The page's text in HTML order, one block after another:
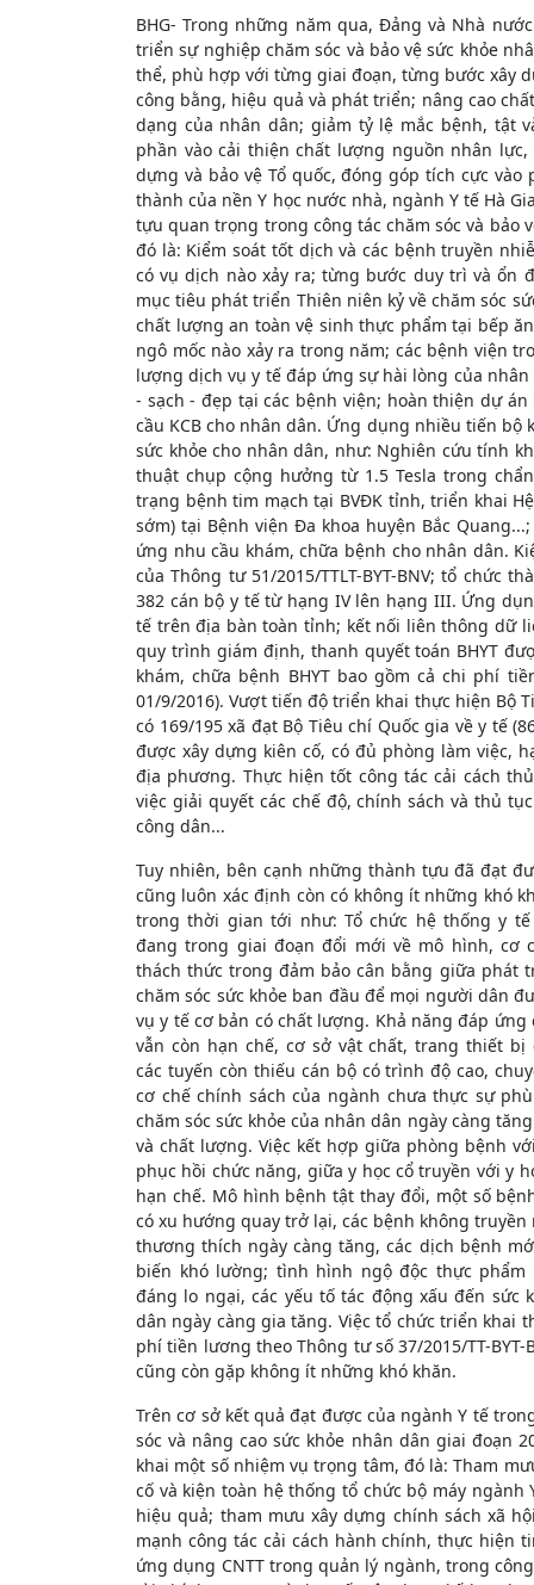
BHG- Trong những năm qua, Đảng và Nhà
triển sự nghiệp chăm sóc và bảo vệ sức khỏe
thể, phù hợp với từng giai đoạn, từng bước xây
công bằng, hiệu quả và phát triển; nâng cao
dạng của nhân dân; giảm tỷ lệ mắc bệnh, tật
phần vào cải thiện chất lượng nguồn nhân
dựng và bảo vệ Tổ quốc, đóng góp tích cực
thành của nền Y học nước nhà, ngành Y tế Hà
tựu quan trọng trong công tác chăm sóc và bảo
đó là: Kiểm soát tốt dịch và các bệnh truyền
có vụ dịch nào xảy ra; từng bước duy trì và ổn
mục tiêu phát triển Thiên niên kỷ về chăm sóc
chất lượng an toàn vệ sinh thực phẩm tại bếp
ngô mốc nào xảy ra trong năm; các bệnh viện
lượng dịch vụ y tế đáp ứng sự hài lòng của
- sạch - đẹp tại các bệnh viện; hoàn thiện dự
cầu KCB cho nhân dân. Ứng dụng nhiều tiến
sức khỏe cho nhân dân, như: Nghiên cứu tính
thuật chụp cộng hưởng từ 1.5 Tesla trong
trạng bệnh tim mạch tại BVĐK tỉnh, triển khai
sớm) tại Bệnh viện Đa khoa huyện Bắc
ứng nhu cầu khám, chữa bệnh cho nhân dân.
của Thông tư 51/2015/TTLT-BYT-BNV; tổ chức
382 cán bộ y tế từ hạng IV lên hạng III. Ứng
tế trên địa bàn toàn tỉnh; kết nối liên thông dữ
quy trình giám định, thanh quyết toán BHYT
khám, chữa bệnh BHYT bao gồm cả chi phí
01/9/2016). Vượt tiến độ triển khai thực hiện Bộ
có 169/195 xã đạt Bộ Tiêu chí Quốc gia về y tế
được xây dựng kiên cố, có đủ phòng làm việc,
địa phương. Thực hiện tốt công tác cải cách
việc giải quyết các chế độ, chính sách và thủ
công dân...
Tuy nhiên, bên cạnh những thành tựu đã đạt
cũng luôn xác định còn có không ít những khó
trong thời gian tới như: Tổ chức hệ thống y
đang trong giai đoạn đổi mới về mô hình, cơ
thách thức trong đảm bảo cân bằng giữa phát
chăm sóc sức khỏe ban đầu để mọi người dân
vụ y tế cơ bản có chất lượng. Khả năng đáp ứng
vẫn còn hạn chế, cơ sở vật chất, trang thiết bị
các tuyến còn thiếu cán bộ có trình độ cao,
cơ chế chính sách của ngành chưa thực sự
chăm sóc sức khỏe của nhân dân ngày càng
và chất lượng. Việc kết hợp giữa phòng bệnh
phục hồi chức năng, giữa y học cổ truyền với y
hạn chế. Mô hình bệnh tật thay đổi, một số
có xu hướng quay trở lại, các bệnh không truyền
thương thích ngày càng tăng, các dịch bệnh
biến khó lường; tình hình ngộ độc thực phẩm
đáng lo ngại, các yếu tố tác động xấu đến sức
dân ngày càng gia tăng. Việc tổ chức triển khai
phí tiền lương theo Thông tư số 37/2015/TT-
cũng còn gặp không ít những khó khăn.
Trên cơ sở kết quả đạt được của ngành Y tế
sóc và nâng cao sức khỏe nhân dân giai đoạn
khai một số nhiệm vụ trọng tâm, đó là: Tham
cố và kiện toàn hệ thống tổ chức bộ máy
hiệu quả; tham mưu xây dựng chính sách xã
mạnh công tác cải cách hành chính, thực hiện
ứng dụng CNTT trong quản lý ngành, trong